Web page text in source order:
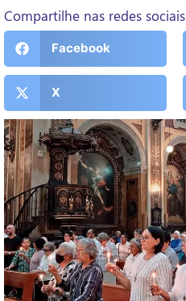
Compartilhe nas redes sociais
Facebook
X